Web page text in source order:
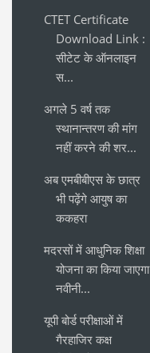
CTET Certificate
Download Link :
सीटेट के ऑनलाइन
स...
अगले 5 वर्ष तक
स्थानान्तरण की मांग
नहीं करने की शर...
अब एमबीबीएस के छात्र
भी पढ़ेंगे आयुष का
ककहरा
मदरसों में आधुनिक शिक्षा
योजना का किया जाएगा
नवीनी...
यूपी बोर्ड परीक्षाओं में
गैरहाजिर कक्ष